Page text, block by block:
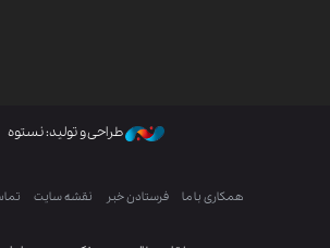
طراحی و تولید: نستوه
همکاری با ما فرستادن خبر نقشه سایت